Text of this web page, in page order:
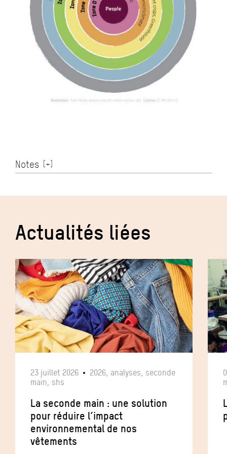
Notes +
Actualités liées
23 juillet 2026
2026, analyses, seconde
main, shs
La seconde main : une solution
pour réduire l’impact
environnemental de nos
vêtements